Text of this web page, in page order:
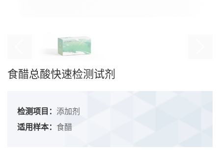
食醋总酸快速检测试剂
检测项目： 添加剂
适用样本： 食醋